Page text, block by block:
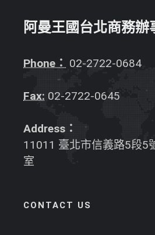
阿曼王國台北商務辦
Phone： 02-2722-0684
Fax: 02-2722-0645
Address：
11011 臺北市信義路5段5
室
CONTACT US